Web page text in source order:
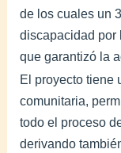
de los cuales un
discapacidad por
que garantizó la
El proyecto tiene
comunitaria,
todo el proceso
derivando